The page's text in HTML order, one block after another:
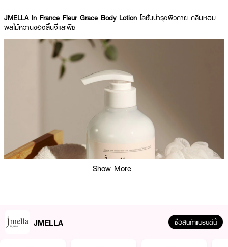
JMELLA In France Fleur Grace Body Lotion โลชั่นบำรุงผิวกาย กลิ่นหอม
ผลไม้หวานของลิ้นจี่และพีช
Show More
JMELLA ซื้อสินค้าแบรนด์นี้